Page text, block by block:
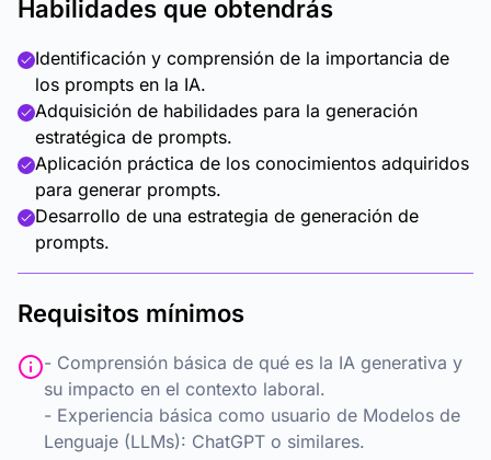
Habilidades que obtendrás
Identificación y comprensión de la importancia de
los prompts en la IA.
Adquisición de habilidades para la generación
estratégica de prompts.
Aplicación práctica de los conocimientos adquiridos
para generar prompts.
Desarrollo de una estrategia de generación de
prompts.
Requisitos mínimos
- Comprensión básica de qué es la IA generativa y
su impacto en el contexto laboral.
- Experiencia básica como usuario de Modelos de
Lenguaje (LLMs): ChatGPT o similares.